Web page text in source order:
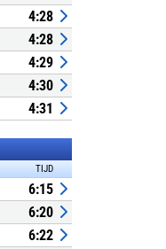
4:28
4:28
4:29
4:30
4:31
TIJD
6:15
6:20
6:22